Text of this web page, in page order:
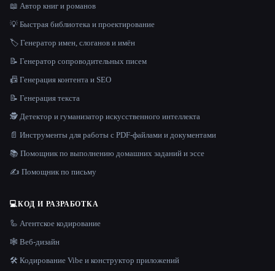
📖 Автор книг и романов
💡 Быстрая библиотека и проектирование
🏷️ Генератор имен, слоганов и имён
📝 Генератор сопроводительных писем
📠 Генерация контента и SEO
📝 Генерация текста
🕵️ Детектор и гуманизатор искусственного интеллекта
📄 Инструменты для работы с PDF-файлами и документами
📚 Помощник по выполнению домашних заданий и эссе
✍️ Помощник по письму
💻КОД И РАЗРАБОТКА
🦾 Агентское кодирование
🕸 Веб-дизайн
🛠️ Кодирование Vibe и конструктор приложений